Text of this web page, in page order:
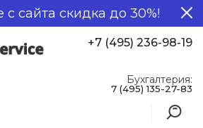
с сайта скидка до 30%!
+7 (495) 236-98-19
Бухгалтерия:
7 (495) 135-27-83